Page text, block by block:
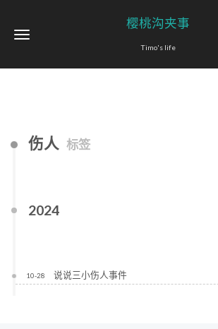
樱桃沟夹事
Timo's life
伤人 标签
2024
10-28 说说三小伤人事件